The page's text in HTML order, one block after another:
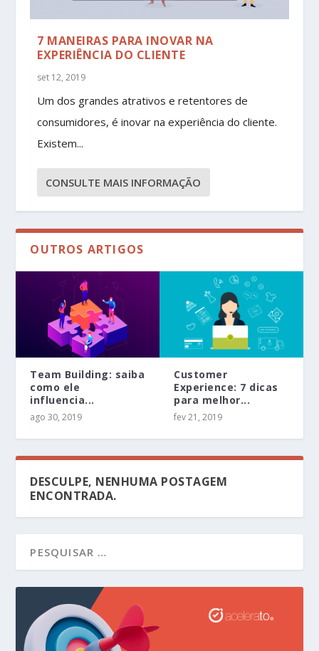
7 MANEIRAS PARA INOVAR NA
EXPERIÊNCIA DO CLIENTE
set 12, 2019
Um dos grandes atrativos e retentores de
consumidores, é inovar na experiência do cliente.
Existem...
CONSULTE MAIS INFORMAÇÃO
OUTROS ARTIGOS
Team Building: saiba
como ele
influencia...
ago 30, 2019
Customer
Experience: 7 dicas
para melhor...
fev 21, 2019
DESCULPE, NENHUMA POSTAGEM
ENCONTRADA.